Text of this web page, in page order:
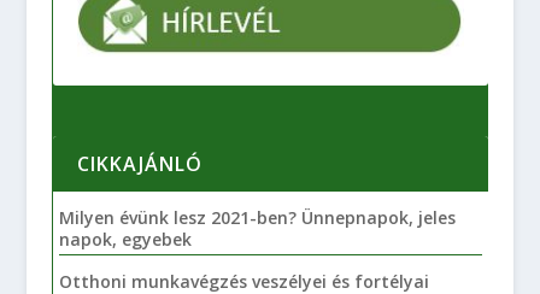
CIKKAJÁNLÓ
Milyen évünk lesz 2021-ben? Ünnepnapok, jeles
napok, egyebek
Otthoni munkavégzés veszélyei és fortélyai